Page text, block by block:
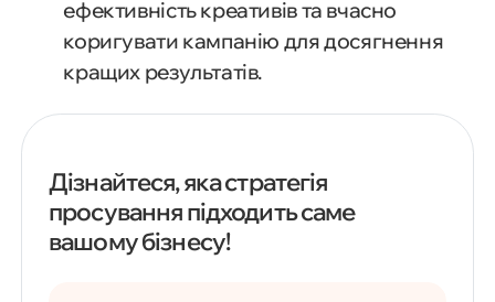
ефективність креативів та вчасно
коригувати кампанію для досягнення
кращих результатів.
Дізнайтеся, яка стратегія
просування підходить саме
вашому бізнесу!